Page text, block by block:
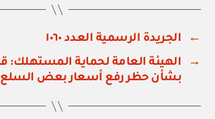
←
الجريدة الرسمية العدد ١٠٦٠
→
بشأن حظر رفع أسعار بعض السلع